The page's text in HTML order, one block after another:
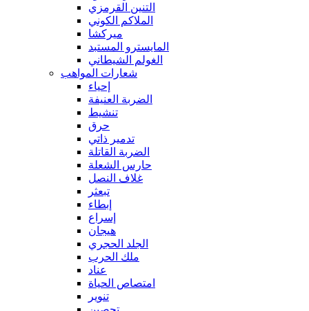
التنين القرمزي
الملاكم الكوني
ميركشا
المايسترو المستبد
الغولم الشيطاني
شعارات المواهب
إحياء
الضربة العنيفة
تنشيط
حرق
تدمير ذاتي
الضربة القاتلة
حارس الشعلة
غلاف النصل
تبعثر
إبطاء
إسراع
هيجان
الجلد الحجري
ملك الحرب
عناد
امتصاص الحياة
تنوير